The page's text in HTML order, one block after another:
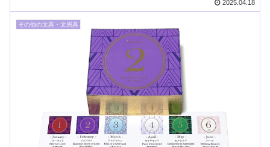
2025.04.18
その他の文具・文房具